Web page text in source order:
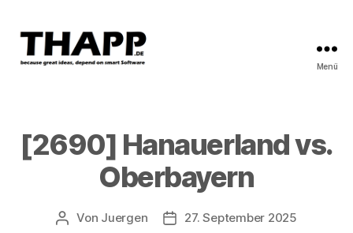
Menü
[2690] Hanauerland vs.
Oberbayern
Beitragsautor
Von Juergen Beitragsdatum
27. September 2025